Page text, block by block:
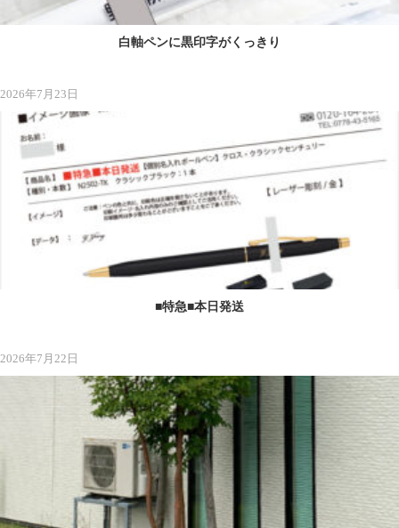
白軸ペンに黒印字がくっきり
■特急■本日発送
2026年7月23日
2026年7月22日